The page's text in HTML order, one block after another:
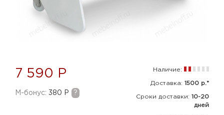
7 590 Р
M-бонус: 380 Р ?
Наличие:
Доставка: 1500 р.*
Сроки доставки: 10-20
дней